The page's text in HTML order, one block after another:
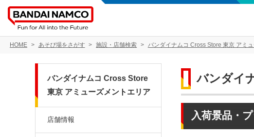
HOME あそび場をさがす 施設・店舗検索 バンダイナムコ Cross Store 東京 アミ
バンダイ
入荷景品・
バンダイナムコ Cross Store
東京 アミューズメントエリア
店舗情報